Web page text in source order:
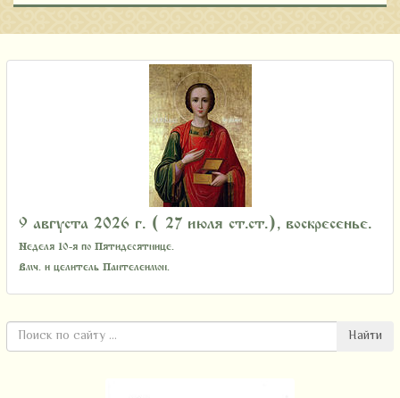
9 августа 2026 г. ( 27 июля ст.ст.), воскресенье.
Неделя 10-я по Пятидесятнице.
Вмч. и целитель Пантелеимон.
Найти